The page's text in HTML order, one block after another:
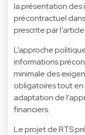
la présentation des
précontractuel
prescrite par
L’approche
informations
minimale des
obligatoires tout
adaptation de
financiers.
Le projet de RTS